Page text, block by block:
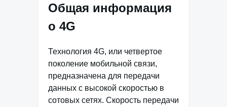
Общая информация
о 4G
Технология 4G, или четвертое
поколение мобильной связи,
предназначена для передачи
данных с высокой скоростью в
сотовых сетях. Скорость передачи